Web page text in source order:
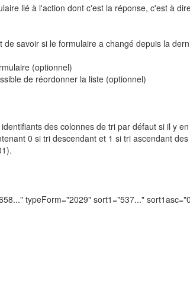
lié à l'action dont c'est la réponse, c'est à
savoir si le formulaire a changé depuis la
(optionnel)
de réordonner la liste (optionnel)
des colonnes de tri par défaut si il y
0 si tri descendant et 1 si tri ascendant
typeForm="2029" sort1="537..."